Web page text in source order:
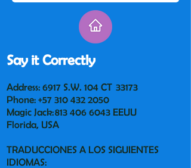
Say it Correctly
Address: 6917 S.W. 104 CT 33173
Phone: +57 310 432 2050
Magic Jack:813 406 6043 EEUU
Florida, USA
TRADUCCIONES A LOS SIGUIENTES
IDIOMAS: